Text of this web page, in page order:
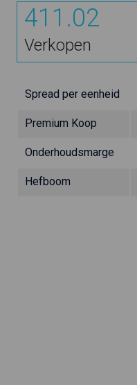
411.02
Verkopen
Spread per eenheid
Premium Koop
Onderhoudsmarge
Hefboom